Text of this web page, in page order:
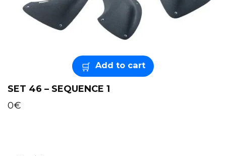
Add to cart
SET 46 – SEQUENCE 1
0€